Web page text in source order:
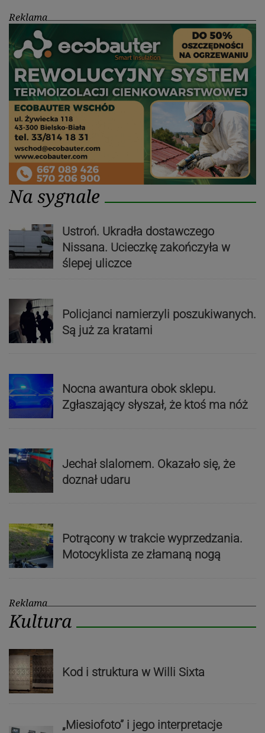
Reklama
Na sygnale
Ustroń. Ukradła dostawczego
Nissana. Ucieczkę zakończyła w
ślepej uliczce
Policjanci namierzyli poszukiwanych.
Są już za kratami
Nocna awantura obok sklepu.
Zgłaszający słyszał, że ktoś ma nóż
Jechał slalomem. Okazało się, że
doznał udaru
Potrącony w trakcie wyprzedzania.
Motocyklista ze złamaną nogą
Reklama
Kultura
Kod i struktura w Willi Sixta
„Miesiofoto” i jego interpretacje